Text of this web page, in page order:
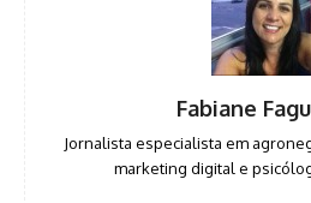
Fabiane
Jornalista especialista em
marketing digital e